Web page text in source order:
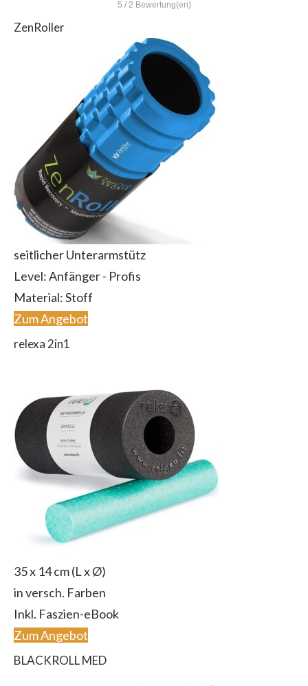
5 / 2 Bewertung(en)
ZenRoller
seitlicher Unterarmstütz
Level: Anfänger - Profis
Material: Stoff
Zum Angebot
relexa 2in1
35 x 14 cm (L x Ø)
in versch. Farben
Inkl. Faszien-eBook
Zum Angebot
BLACKROLL MED